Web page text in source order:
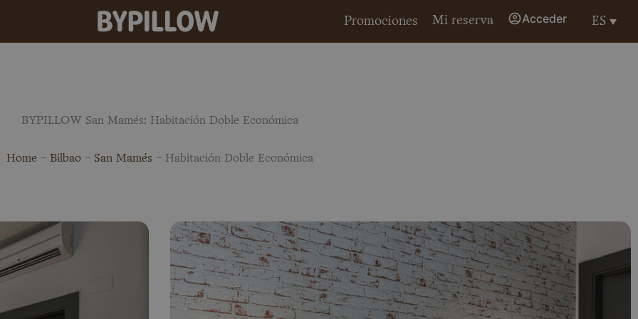
Promociones Mi reserva Acceder ES
BYPILLOW San Mamés: Habitación Doble Económica
Home - Bilbao- San Mamés - Habitación Doble Económica